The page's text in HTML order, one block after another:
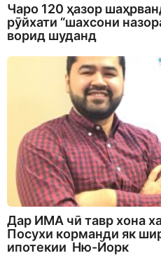
Чаро 120 ҳазор
рӯйхати “шахсони
ворид шуданд
Дар ИМА чӣ тавр хона
Посухи корманди як
ипотекии Ню-Йорк